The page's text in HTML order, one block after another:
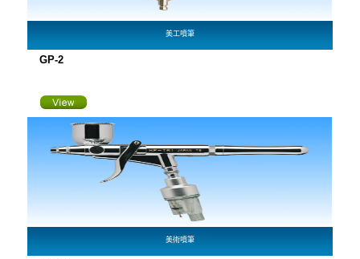
美工噴筆
GP-2
美術噴筆